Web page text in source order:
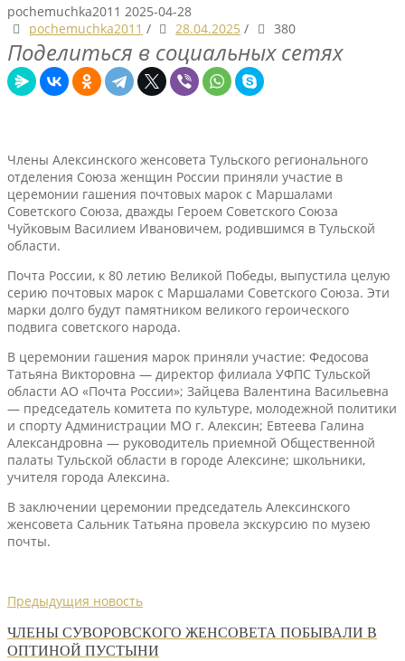
pochemuchka2011 2025-04-28
pochemuchka2011 / 28.04.2025 / 380
Поделиться в социальных сетях
Члены Алексинского женсовета Тульского регионального
отделения Союза женщин России приняли участие в
церемонии гашения почтовых марок с Маршалами
Советского Союза, дважды Героем Советского Союза
Чуйковым Василием Ивановичем, родившимся в Тульской
области.
Почта России, к 80 летию Великой Победы, выпустила целую
серию почтовых марок с Маршалами Советского Союза. Эти
марки долго будут памятником великого героического
подвига советского народа.
В церемонии гашения марок приняли участие: Федосова
Татьяна Викторовна — директор филиала УФПС Тульской
области АО «Почта России»; Зайцева Валентина Васильевна
— председатель комитета по культуре, молодежной политики
и спорту Администрации МО г. Алексин; Евтеева Галина
Александровна — руководитель приемной Общественной
палаты Тульской области в городе Алексине; школьники,
учителя города Алексина.
В заключении церемонии председатель Алексинского
женсовета Сальник Татьяна провела экскурсию по музею
почты.
Предыдущия новость
ЧЛЕНЫ СУВОРОВСКОГО ЖЕНСОВЕТА ПОБЫВАЛИ В
ОПТИНОЙ ПУСТЫНИ